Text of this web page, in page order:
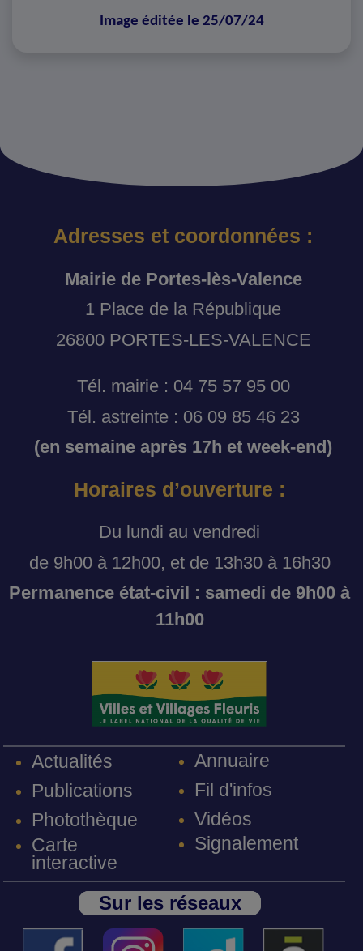
Image éditée le 25/07/24
Adresses et coordonnées :
Mairie de Portes-lès-Valence
1 Place de la République
26800 PORTES-LES-VALENCE
Tél. mairie : 04 75 57 95 00
Tél. astreinte : 06 09 85 46 23
(en semaine après 17h et week-end)
Horaires d’ouverture :
Du lundi au vendredi
de 9h00 à 12h00, et de 13h30 à 16h30
Permanence état-civil : samedi de 9h00 à
11h00
Actualités
Publications
Photothèque
Carte
interactive
Annuaire
Fil d'infos
Vidéos
Signalement
Sur les réseaux